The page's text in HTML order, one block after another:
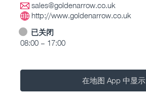
sales@goldenarrow.co.uk
http://www.goldenarrow.co.uk
已关闭
08:00 – 17:00
在地图 App 中显示